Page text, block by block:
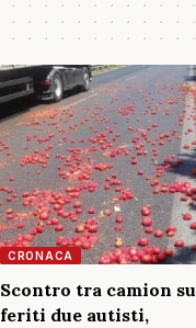
CRONACA
Scontro tra camion
feriti due autisti,